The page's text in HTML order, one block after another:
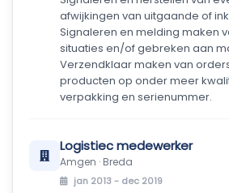
afwijkingen van uitgaande of
Signaleren en melding maken
situaties en/of gebreken aan
Verzendklaar maken van
producten op onder meer
verpakking en serienummer.
Logistiec medewerker
Amgen · Breda
jan 2013 - dec 2019